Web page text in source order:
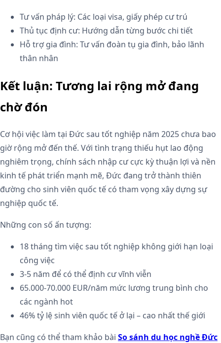
Tư vấn pháp lý: Các loại visa, giấy phép cư trú
Thủ tục định cư: Hướng dẫn từng bước chi tiết
Hỗ trợ gia đình: Tư vấn đoàn tụ gia đình, bảo lãnh
thân nhân
Kết luận: Tương lai rộng mở đang
chờ đón
Cơ hội việc làm tại Đức sau tốt nghiệp năm 2025 chưa bao
giờ rộng mở đến thế. Với tình trạng thiếu hụt lao động
nghiêm trọng, chính sách nhập cư cực kỳ thuận lợi và nền
kinh tế phát triển mạnh mẽ, Đức đang trở thành thiên
đường cho sinh viên quốc tế có tham vọng xây dựng sự
nghiệp quốc tế.
Những con số ấn tượng:
18 tháng tìm việc sau tốt nghiệp không giới hạn loại
công việc
3-5 năm để có thể định cư vĩnh viễn
65.000-70.000 EUR/năm mức lương trung bình cho
các ngành hot
46% tỷ lệ sinh viên quốc tế ở lại – cao nhất thế giới
Bạn cũng có thể tham khảo bài So sánh du học nghề Đức